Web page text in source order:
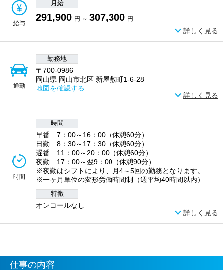
給与
月給
291,900 円 ～ 307,300 円
詳しく見る
通勤
勤務地
〒700-0986
岡山県 岡山市北区 新屋敷町1-6-28
地図を確認する
詳しく見る
時間
時間
早番 7：00～16：00（休憩60分）
日勤 8：30～17：30（休憩60分）
遅番 11：00～20：00（休憩60分）
夜勤 17：00～翌9：00（休憩90分）
※夜勤はシフトにより、月4～5回の勤務となります。
※一ヶ月単位の変形労働時間制（週平均40時間以内）
特徴
オンコールなし
詳しく見る
仕事の内容